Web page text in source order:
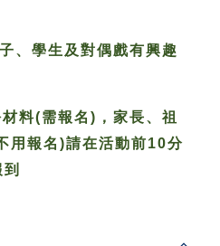
、學生及對偶戲有興趣
料(需報名)，家長、祖
用報名)請在活動前10分